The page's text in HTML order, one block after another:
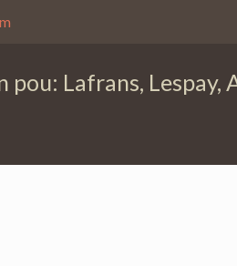
Lafrans, Lespay,